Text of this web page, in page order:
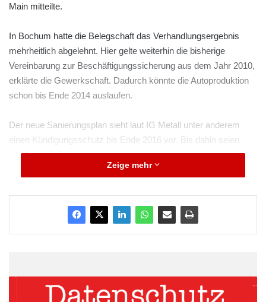
Main mitteilte.
In Bochum hatte die Belegschaft das Verhandlungsergebnis
mehrheitlich abgelehnt. Hier gelte weiterhin die bisherige
Vereinbarung zur Beschäftigungssicherung aus dem Jahr 2010,
erklärte die Gewerkschaft. Dadurch könnte die Autoproduktion
schon bis Ende 2014 auslaufen.
Der neue Sanierungsplan sieht laut IG Metall unter anderem
einen Kündigungsschutz bis Ende 2016 vor. Bis dahin seien
Werksschließungen ausgeschlossen. Im Gegenzug sollen die
Beschäftigten durch einen Verzicht auf die Auszahlung von
Opel in Deutschland rund 21.000 Beschäftigte.
Zeige mehr